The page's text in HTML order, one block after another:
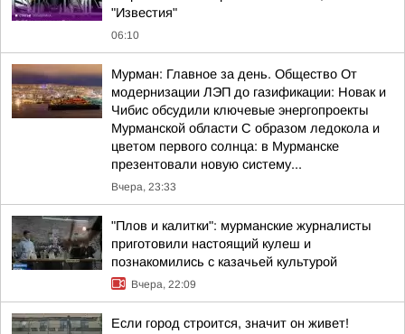
"Известия"
06:10
Мурман: Главное за день. Общество От
модернизации ЛЭП до газификации: Новак и
Чибис обсудили ключевые энергопроекты
Мурманской области С образом ледокола и
цветом первого солнца: в Мурманске
презентовали новую систему...
Вчера, 23:33
"Плов и калитки": мурманские журналисты
приготовили настоящий кулеш и
познакомились с казачьей культурой
Вчера, 22:09
Если город строится, значит он живет!